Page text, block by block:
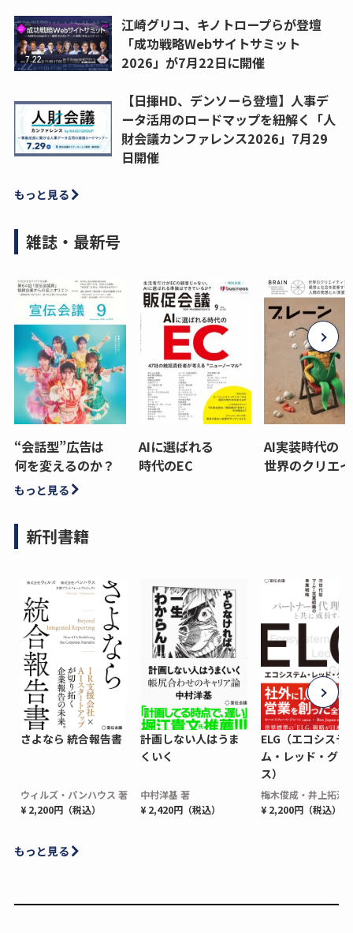
江崎グリコ、キノトロープらが登壇
「成功戦略Webサイトサミット
2026」が7月22日に開催
【日揮HD、デンソーら登壇】人事デ
ータ活用のロードマップを紐解く「人
財会議カンファレンス2026」7月29
日開催
もっと見る
雑誌・最新号
“会話型”広告は
何を変えるのか？
AIに選ばれる
時代のEC
AI実装時代の
世界のクリエ
もっと見る
新刊書籍
さよなら 統合報告書
ウィルズ・パンハウス 著
¥ 2,200円（税込）
計画しない人はうま
くいく
中村洋基 著
¥ 2,420円（税込）
ELG（エコシステ
ム・レッド・グロ
ス）
梅木俊成・井上拓海
¥ 2,200円（税込）
もっと見る